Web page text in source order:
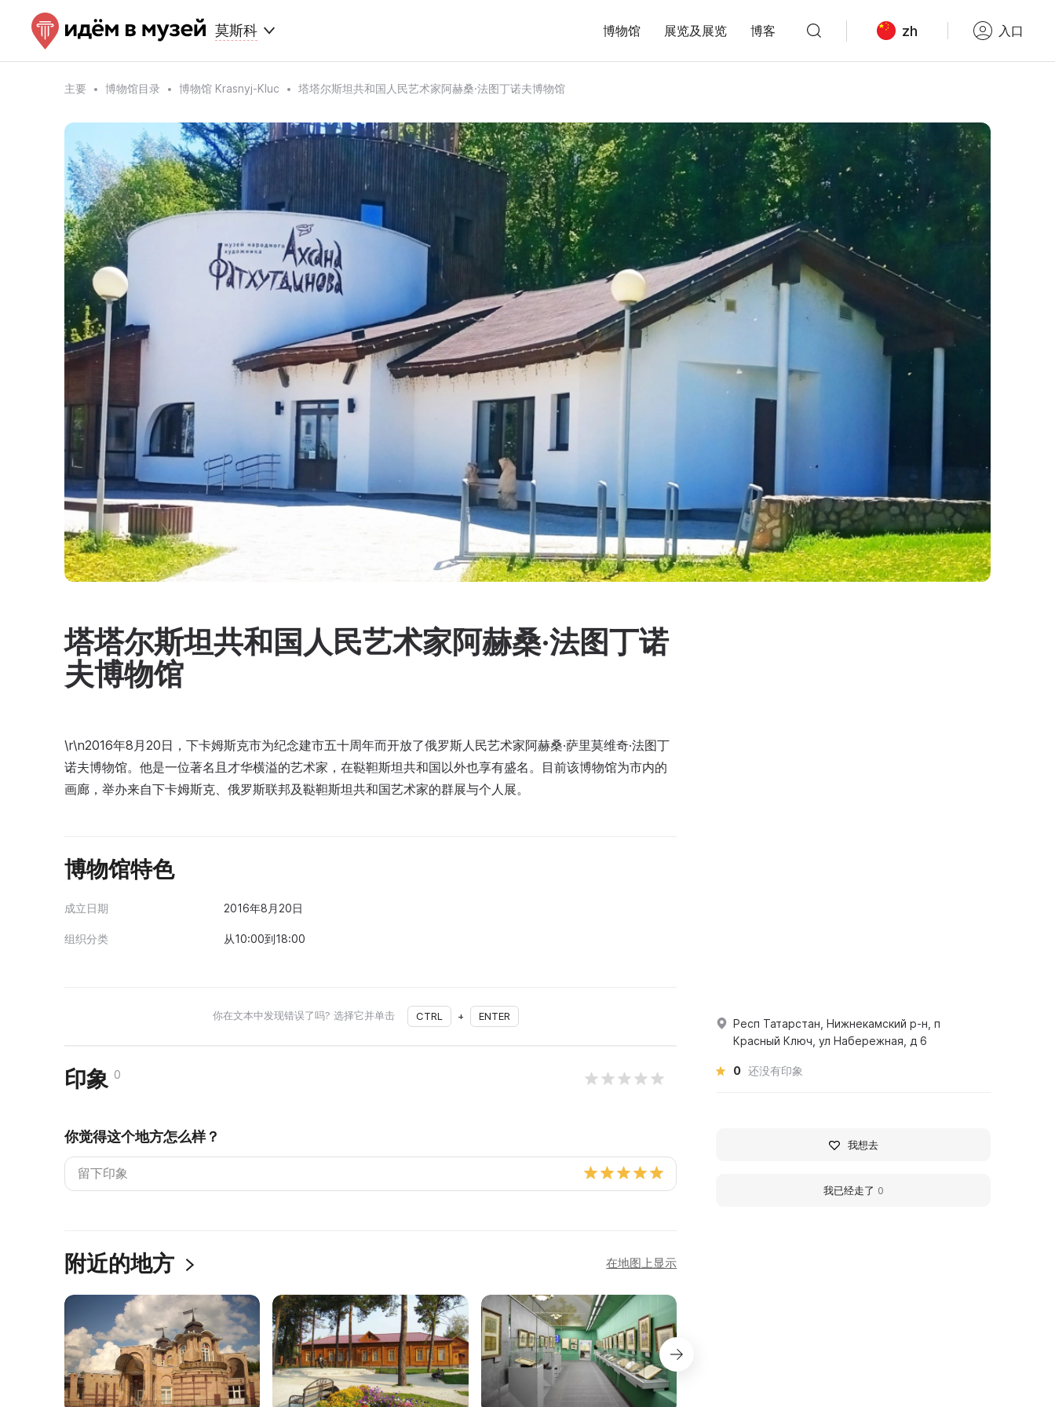
莫斯科 博物馆 展览及展览 博客 zh 入口
主要 博物馆目录 博物馆 Krasnyj-Kluc 塔塔尔斯坦共和国人民艺术家阿赫桑·法图丁诺夫博物馆
塔塔尔斯坦共和国人民艺术家阿赫桑·法图丁诺
夫博物馆
\r\n2016年8月20日，下卡姆斯克市为纪念建市五十周年而开放了俄罗斯人民艺术家阿赫桑·萨里莫维奇·法图丁
诺夫博物馆。他是一位著名且才华横溢的艺术家，在鞑靼斯坦共和国以外也享有盛名。目前该博物馆为市内的
画廊，举办来自下卡姆斯克、俄罗斯联邦及鞑靼斯坦共和国艺术家的群展与个人展。
博物馆特色
成立日期 2016年8月20日
组织分类 从10:00到18:00
你在文本中发现错误了吗? 选择它并单击 CTRL + ENTER
印象 0
你觉得这个地方怎么样？
附近的地方 在地图上显示
Респ Татарстан, Нижнекамский р-н, п
Красный Ключ, ул Набережная, д 6
0 还没有印象
我想去
我已经走了 0